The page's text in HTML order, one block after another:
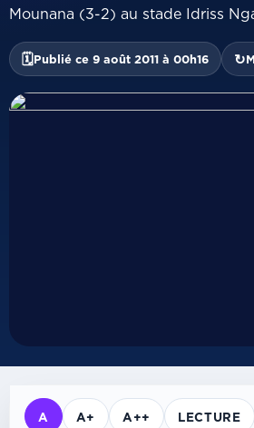
Mounana (3-2) au stade Idriss
🗓Publié ce 9 août 2011 à 00h16 ↻
A A+ A++ LECTURE